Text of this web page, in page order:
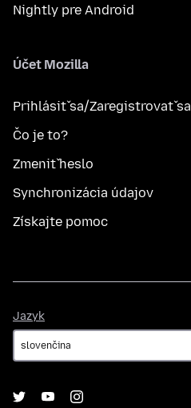
Nightly pre Android
Účet Mozilla
Prihlásiť sa/Zaregistrovať sa
Čo je to?
Zmeniť heslo
Synchronizácia údajov
Získajte pomoc
Jazyk